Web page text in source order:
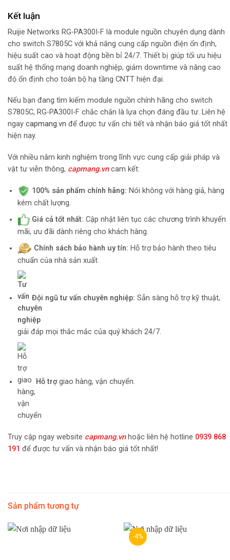
Kết luận
Ruijie Networks RG-PA300I-F là module nguồn chuyên dụng dành
cho switch S7805C với khả năng cung cấp nguồn điện ổn định,
hiệu suất cao và hoạt động bền bỉ 24/7. Thiết bị giúp tối ưu hiệu
suất hệ thống mạng doanh nghiệp, giảm downtime và nâng cao
độ ổn định cho toàn bộ hạ tầng CNTT hiện đại.
Nếu bạn đang tìm kiếm module nguồn chính hãng cho switch
S7805C, RG-PA300I-F chắc chắn là lựa chọn đáng đầu tư. Liên hệ
ngay capmang.vn để được tư vấn chi tiết và nhận báo giá tốt nhất
hiện nay.
Với nhiều năm kinh nghiệm trong lĩnh vực cung cấp giải pháp và
vật tư viễn thông, capmang.vncam kết:
100% sản phẩm chính hãng: Nói không với hàng giả, hàng
kém chất lượng.
Giá cả tốt nhất: Cập nhật liên tục các chương trình khuyến
mãi, ưu đãi dành riêng cho khách hàng.
Chính sách bảo hành uy tín: Hỗ trợ bảo hành theo tiêu
chuẩn của nhà sản xuất.
Đội ngũ tư vấn chuyên nghiệp: Sẵn sàng hỗ trợ kỹ thuật,
giải đáp mọi thắc mắc của quý khách 24/7.
Hỗ trợgiao hàng, vận chuyển.
Truy cập ngay website capmang.vnhoặc liên hệ hotline 0939 868
191 để được tư vấn và nhận báo giá tốt nhất!
Sản phẩm tương tự
-4%